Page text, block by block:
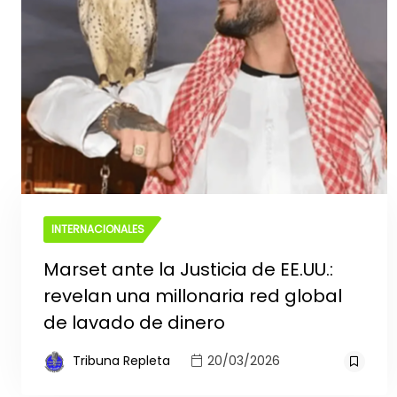
INTERNACIONALES
Marset ante la Justicia de EE.UU.:
revelan una millonaria red global
de lavado de dinero
Tribuna Repleta 20/03/2026